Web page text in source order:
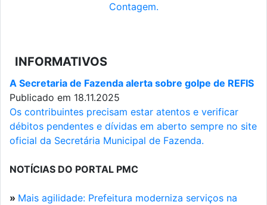
Contagem.
INFORMATIVOS
A Secretaria de Fazenda alerta sobre golpe de REFIS
Publicado em 18.11.2025
Os contribuintes precisam estar atentos e verificar
débitos pendentes e dívidas em aberto sempre no site
oficial da Secretária Municipal de Fazenda.
NOTÍCIAS DO PORTAL PMC
» Mais agilidade: Prefeitura moderniza serviços na